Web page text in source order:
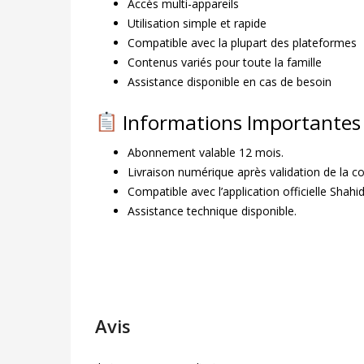
Accès multi-appareils
Utilisation simple et rapide
Compatible avec la plupart des plateformes
Contenus variés pour toute la famille
Assistance disponible en cas de besoin
Informations Importantes
Abonnement valable 12 mois.
Livraison numérique après validation de la
Compatible avec l’application officielle
Assistance technique disponible.
Avis